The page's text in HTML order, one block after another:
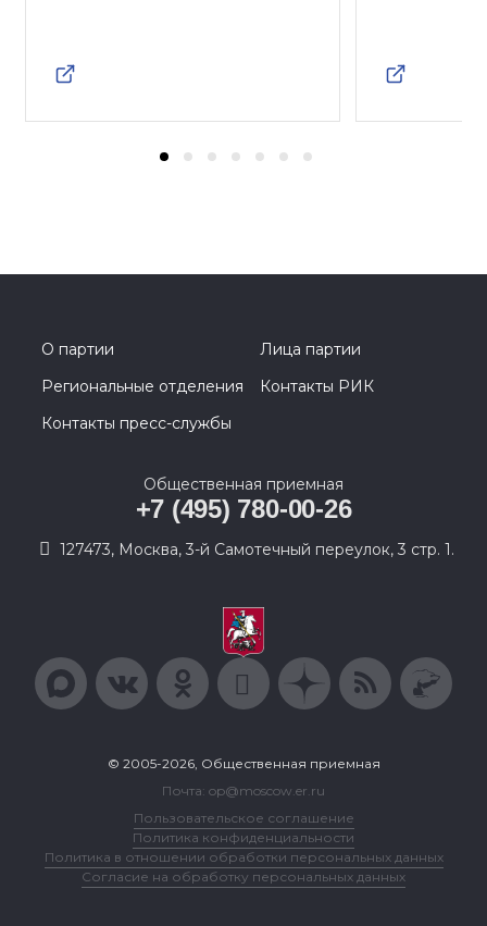
О партии
Лица партии
Региональные отделения
Контакты РИК
Контакты пресс-службы
Общественная приемная
+7 (495) 780-00-26
127473, Москва, 3-й Самотечный переулок, 3 стр. 1.
© 2005-2026, Общественная приемная
Почта: op@moscow.er.ru
Пользовательское соглашение
Политика конфиденциальности
Политика в отношении обработки персональных данных
Согласие на обработку персональных данных